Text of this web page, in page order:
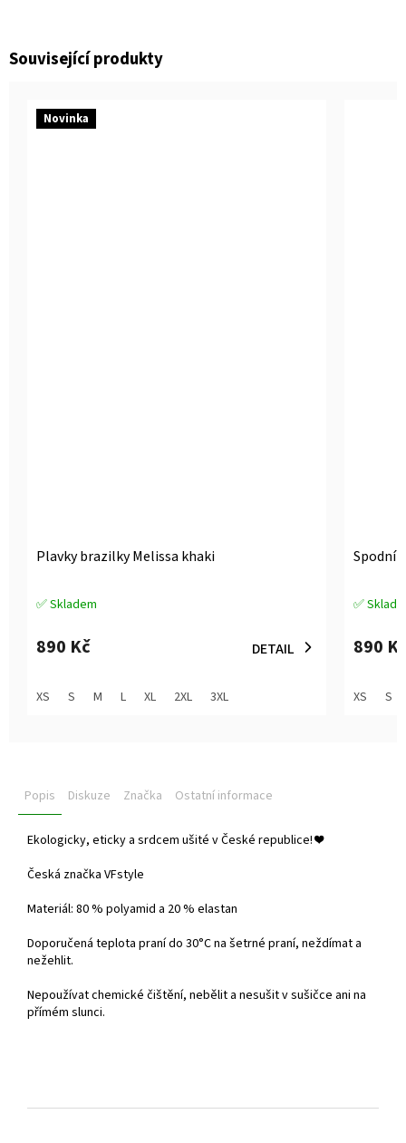
Související produkty
Novinka
Plavky brazilky Melissa khaki
Průměrné
produktu
je
z
✅ Skladem
890 Kč DETAIL
XS S M L XL 2XL 3XL
Spodní
Průměrné
produktu
je
z
✅
890
XS S
Popis Diskuze Značka Ostatní informace
Ekologicky, eticky a srdcem ušité v České republice!❤️
Česká značka VFstyle
Materiál: 80 % polyamid a 20 % elastan
Doporučená teplota praní do 30°C na šetrné praní, neždímat a
nežehlit.
Nepoužívat chemické čištění, nebělit a nesušit v sušičce ani na
přímém slunci.